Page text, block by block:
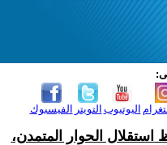
الفيسبوك التويتر اليوتيوب
استقلال الحوار المتمدن،